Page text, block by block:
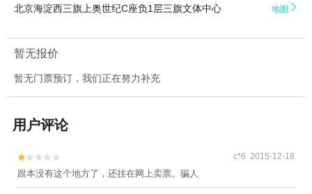
北京海淀西三旗上奥世纪C座负1层三旗文体中心 地图 
暂无报价
暂无门票预订，我们正在努力补充
用户评论

 c*6 2015-12-18
跟本没有这个地方了，还挂在网上卖票。骗人